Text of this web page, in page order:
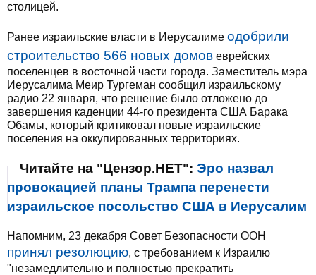
столицей.
Ранее израильские власти в Иерусалиме одобрили
строительство 566 новых домов еврейских
поселенцев в восточной части города. Заместитель мэра
Иерусалима Меир Тургеман сообщил израильскому
радио 22 января, что решение было отложено до
завершения каденции 44-го президента США Барака
Обамы, который критиковал новые израильские
поселения на оккупированных территориях.
Читайте на "Цензор.НЕТ": Эро назвал
провокацией планы Трампа перенести
израильское посольство США в Иерусалим
Напомним, 23 декабря Совет Безопасности ООН
принял резолюцию, с требованием к Израилю
"незамедлительно и полностью прекратить